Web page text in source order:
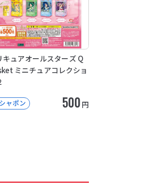
キュアオールスターズ Q
ミニチュアコレクショ
ャポン 500円